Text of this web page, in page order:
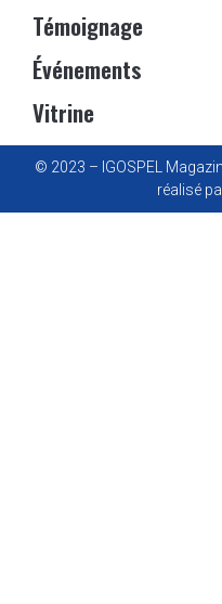
Témoignage
Événements
Vitrine
© 2023 – IGOSPEL
réalisé